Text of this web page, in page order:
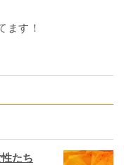
ます！
たち